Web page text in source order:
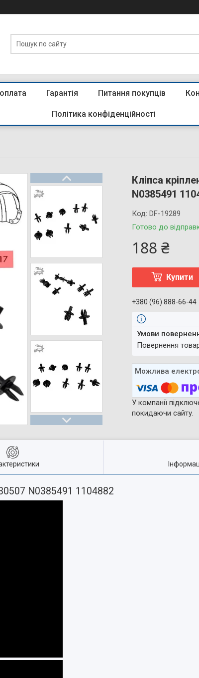
Гарантія Питання покупців
Політика конфіденційності
Кліпса
N0385491
Готово до
Код:DF-19289
188 ₴
Купити
+380 (96) 888-66-44
повернення
У компанії
покидаючи сайту.
N0385491 1104882